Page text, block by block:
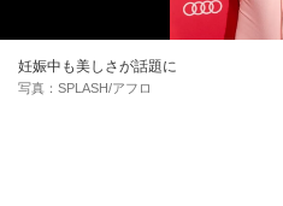
妊娠中も美しさが話題に
写真：SPLASH/アフロ